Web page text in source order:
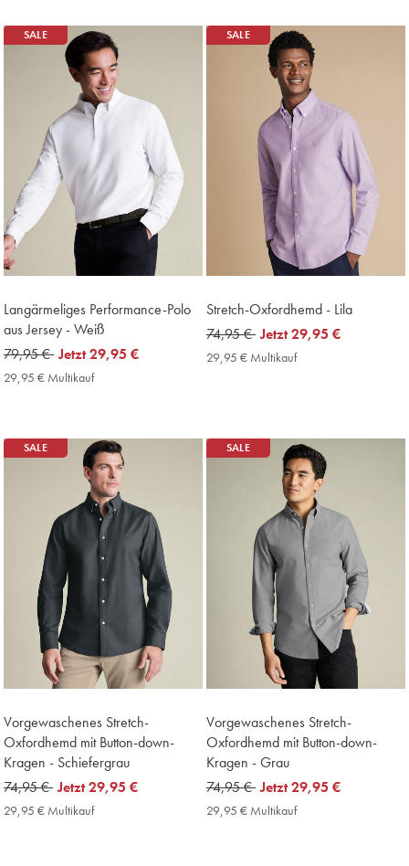
SALE
Langärmeliges Performance-Polo
aus Jersey - Weiß
was
79,95
79,95 € now
29,95
Jetzt29,95 €
29,95 € Multikauf29,95
SALE
Stretch-Oxfordhemd - Lila
was
74,95
74,95 € now
29,95
Jetzt29,95 €
29,95 € Multikauf29,95
SALE
Vorgewaschenes Stretch-
Oxfordhemd mit Button-down-
Kragen - Schiefergrau
was
74,95
74,95 € now
29,95
Jetzt29,95 €
29,95 € Multikauf29,95
SALE
Vorgewaschenes Stretch-
Oxfordhemd mit Button-down-
Kragen - Grau
was
74,95
74,95 € now
29,95
Jetzt29,95 €
29,95 € Multikauf29,95